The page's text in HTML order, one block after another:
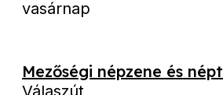
vasárnap
Mezőségi népzene és
Válaszút